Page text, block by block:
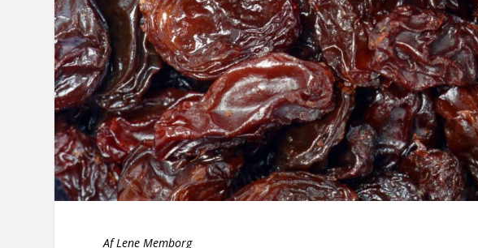
Af Lene Memborg